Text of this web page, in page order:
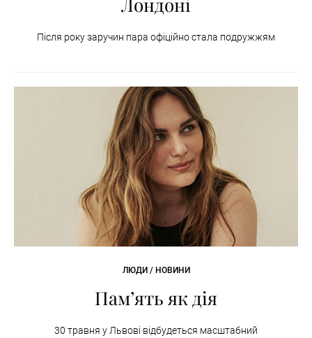
Після року заручин пара офіційно стала подружжям
ЛЮДИ / НОВИНИ
Пам’ять як дія
30 травня у Львові відбудеться масштабний